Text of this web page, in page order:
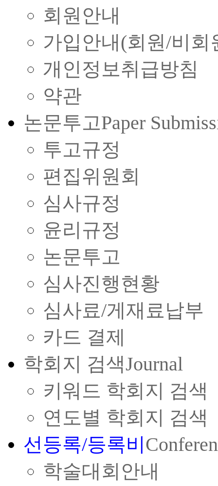
회원안내
가입안내(회원/비회
개인정보취급방침
약관
논문투고Paper
투고규정
편집위원회
심사규정
윤리규정
논문투고
심사진행현황
심사료/게재료납부
카드 결제
학회지 검색Journal
키워드 학회지 검색
연도별 학회지 검색
선등록/등록비
학술대회안내